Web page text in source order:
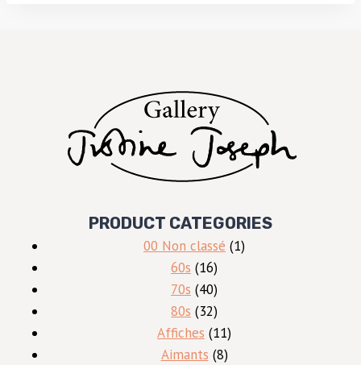
PRODUCT CATEGORIES
00 Non classé 11
60s 1616
produits
70s 4040
produits
80s 3232
produits
Affiches 1111
produits
Aimants 88